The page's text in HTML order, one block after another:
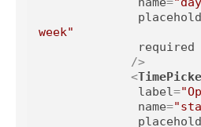
week"
required
             />
<
label=
name=